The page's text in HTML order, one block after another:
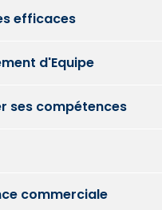
efficaces
d'Equipe
ses compétences
commerciale